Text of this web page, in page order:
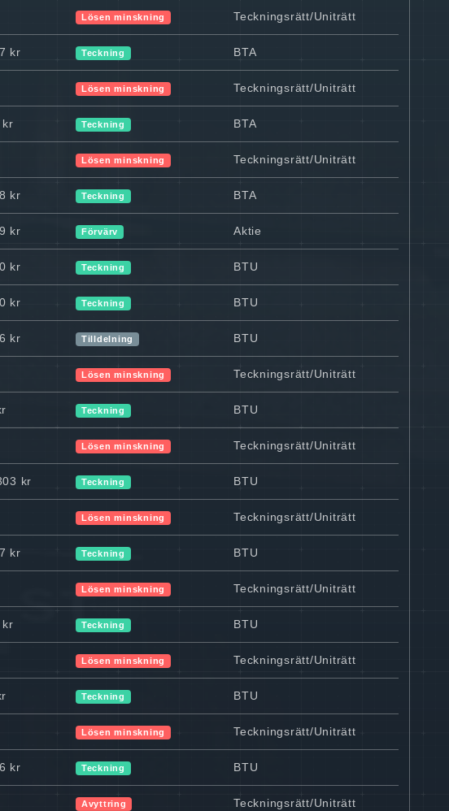
Lösen minskning Teckningsrätt/Uniträtt
kr Teckning BTA
Lösen minskning Teckningsrätt/Uniträtt
kr Teckning BTA
Lösen minskning Teckningsrätt/Uniträtt
kr Teckning BTA
kr Förvärv Aktie
kr Teckning BTU
kr Teckning BTU
kr Tilldelning BTU
Lösen minskning Teckningsrätt/Uniträtt
Teckning BTU
Lösen minskning Teckningsrätt/Uniträtt
kr Teckning BTU
Lösen minskning Teckningsrätt/Uniträtt
kr Teckning BTU
Lösen minskning Teckningsrätt/Uniträtt
kr Teckning BTU
Lösen minskning Teckningsrätt/Uniträtt
Teckning BTU
Lösen minskning Teckningsrätt/Uniträtt
kr Teckning BTU
Avyttring Teckningsrätt/Uniträtt